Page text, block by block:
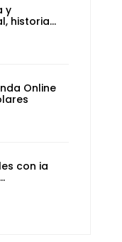
y
historia…
Online
con ia